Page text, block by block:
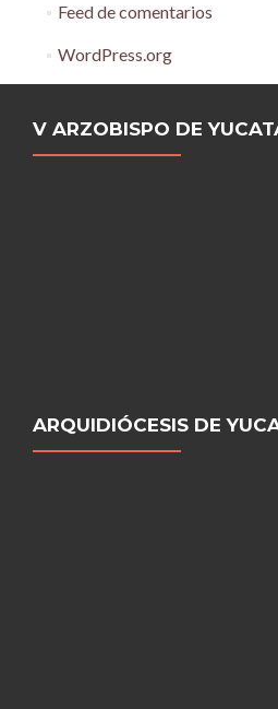
Feed de comentarios
WordPress.org
V ARZOBISPO DE
ARQUIDIÓCESIS DE